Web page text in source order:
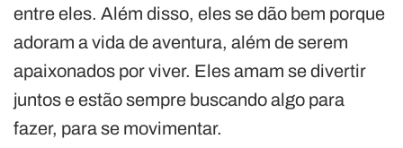
entre eles. Além disso, eles se dão bem porque
adoram a vida de aventura, além de serem
apaixonados por viver. Eles amam se divertir
juntos e estão sempre buscando algo para
fazer, para se movimentar.